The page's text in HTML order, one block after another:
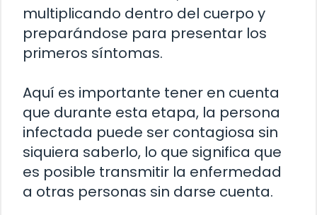
multiplicando dentro del cuerpo y
preparándose para presentar los
primeros síntomas.
Aquí es importante tener en cuenta
que durante esta etapa, la persona
infectada puede ser contagiosa sin
siquiera saberlo, lo que significa que
es posible transmitir la enfermedad
a otras personas sin darse cuenta.